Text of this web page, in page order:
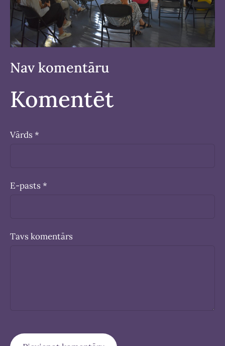
Nav komentāru
Komentēt
Vārds *
E-pasts *
Tavs komentārs